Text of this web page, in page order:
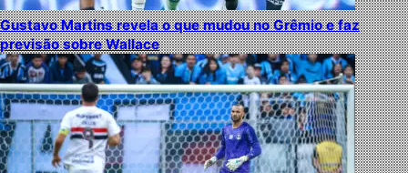
Gustavo Martins revela o que mudou no Grêmio e faz
previsão sobre Wallace